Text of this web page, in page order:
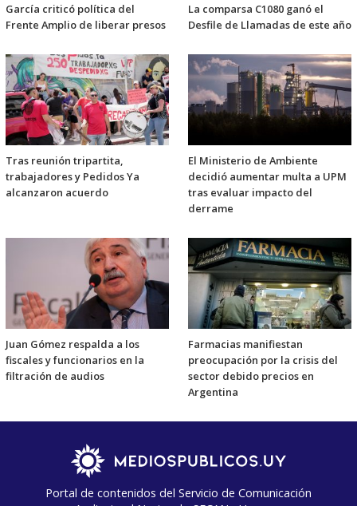
García criticó política del
Frente Amplio de liberar presos
La comparsa C1080 ganó el
Desfile de Llamadas de este año
Tras reunión tripartita,
trabajadores y Pedidos Ya
alcanzaron acuerdo
El Ministerio de Ambiente
decidió aumentar multa a UPM
tras evaluar impacto del
derrame
Juan Gómez respalda a los
fiscales y funcionarios en la
filtración de audios
Farmacias manifiestan
preocupación por la crisis del
sector debido precios en
Argentina
Portal de contenidos del Servicio de Comunicación